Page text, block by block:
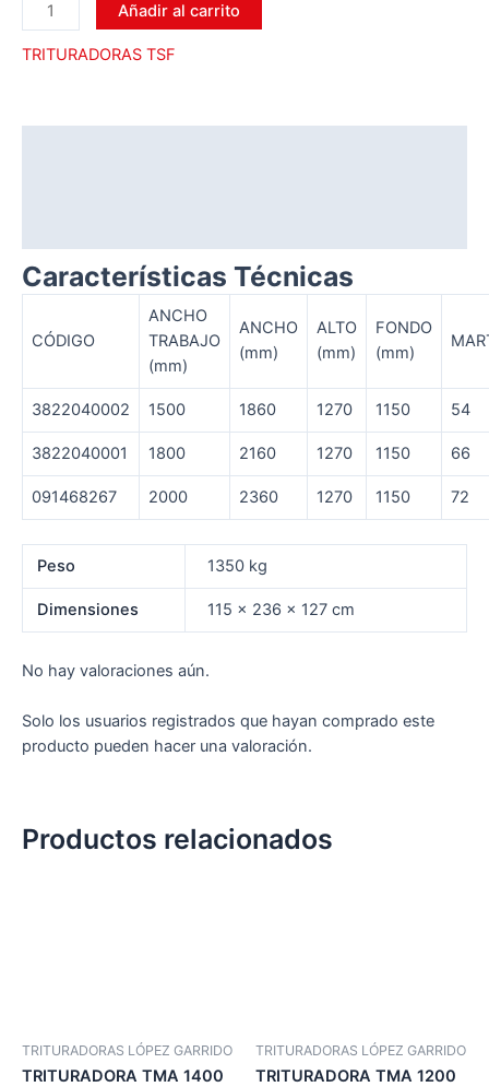
Añadir al carrito
TRITURADORAS TSF
Características Técnicas
CÓDIGO
ANCHO
TRABAJO
(mm)
ANCHO
(mm)
ALTO
(mm)
FONDO
(mm)
3822040002 1500 1860 1270 1150 54
3822040001 1800 2160 1270 1150 66
091468267 2000 2360 1270 1150 72
Peso 1350 kg
Dimensiones 115 × 236 × 127 cm
No hay valoraciones aún.
Solo los usuarios registrados que hayan comprado este
producto pueden hacer una valoración.
Productos relacionados
TRITURADORAS LÓPEZ GARRIDO
TRITURADORA TMA 1400
TRITURADORAS LÓPEZ GARRIDO
TRITURADORA TMA 1200